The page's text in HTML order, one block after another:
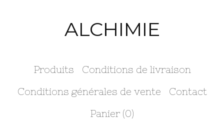
ALCHIMIE
Produits
Conditions de livraison
Conditions générales de vente
Contact
Panier (0)